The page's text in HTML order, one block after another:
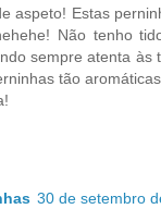
aspeto! Estas
Não tenho
sempre atenta às
tão aromáticas.
30 de setembro